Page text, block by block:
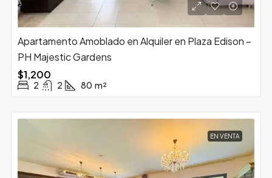
Apartamento Amoblado en Alquiler en Plaza Edison –
PH Majestic Gardens
$1,200
2 2 80 m²
EN VENTA